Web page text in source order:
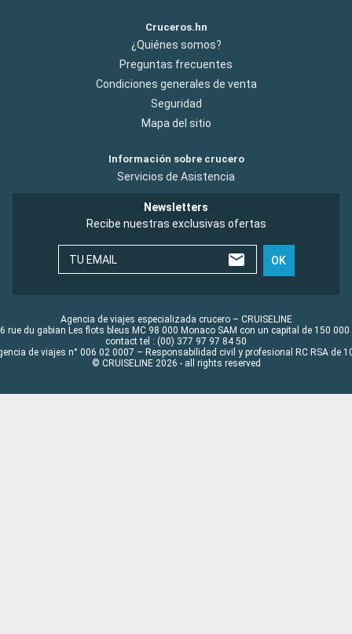
Cruceros.hn
¿Quiénes somos?
Preguntas frecuentes
Condiciones generales de venta
Seguridad
Mapa del sitio
Información sobre crucero
Servicios de Asistencia
Newsletters
Recibe nuestras exclusivas ofertas
TU EMAIL OK
Agencia de viajes especializada crucero – CRUISELINE
rue du gabian Les flots bleus MC 98 000 Monaco SAM con un capital de 150 000
contact tel : (00) 377 97 97 84 50
de viajes n° 006 02 0007 – Responsabilidad civil y profesional RC RSA de
© CRUISELINE 2026 - all rights reserved